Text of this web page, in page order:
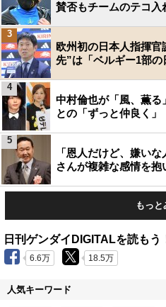
賛否もチームのテコ入
欧州初の日本人指揮
先”は「ベルギー1部
3
中村倫也が「風、薫
との「ずっと仲良く
4
「恩人だけど、嫌い
さんが複雑な感情を
5
もっと
日刊ゲンダイDIGITALを読もう
6.6万 18.5万
人気キーワード